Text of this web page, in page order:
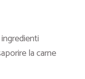
la carne